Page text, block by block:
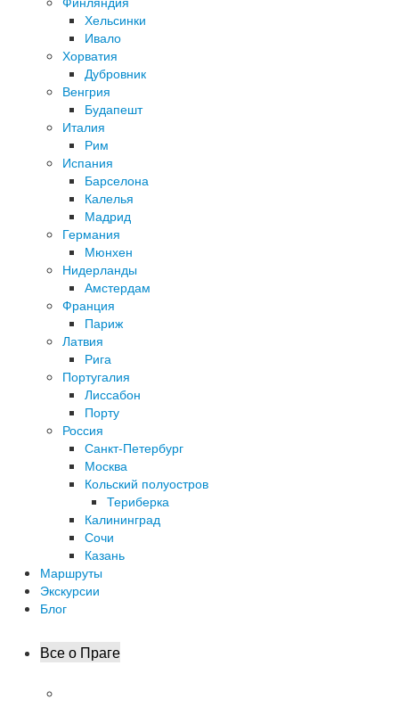
Хельсинки
Ивало
Хорватия
Дубровник
Венгрия
Будапешт
Италия
Рим
Испания
Барселона
Калелья
Мадрид
Германия
Мюнхен
Нидерланды
Амстердам
Франция
Париж
Латвия
Рига
Португалия
Лиссабон
Порту
Россия
Санкт-Петербург
Москва
Кольский полуостров
Териберка
Калининград
Сочи
Казань
Маршруты
Экскурсии
Блог
Все о Праге